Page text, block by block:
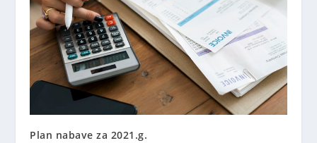
Plan nabave za 2021.g.